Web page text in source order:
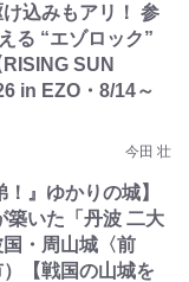
込みもアリ！ 参
る “エゾロック”
SUN
in EZO・8/14～
今田 壮
』ゆかりの城】
いた「丹波 二大
・周山城〈前
【戦国の山城を